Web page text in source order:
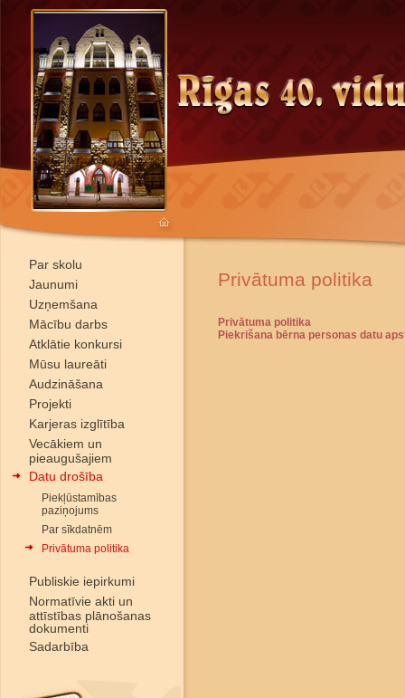
Par skolu
Jaunumi
Uzņemšana
Mācību darbs
Atklātie konkursi
Mūsu laureāti
Audzināšana
Projekti
Karjeras izglītība
Vecākiem un
pieaugušajiem
Datu drošība
Piekļūstamības
paziņojums
Par sīkdatnēm
Privātuma politika
Publiskie iepirkumi
Normatīvie akti un
attīstības plānošanas
dokumenti
Sadarbība
Privātuma politika
Privātuma politika
Piekrišana bērna personas datu